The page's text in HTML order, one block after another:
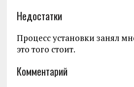
Недостатки
Процесс установки занял
это того стоит.
Комментарий